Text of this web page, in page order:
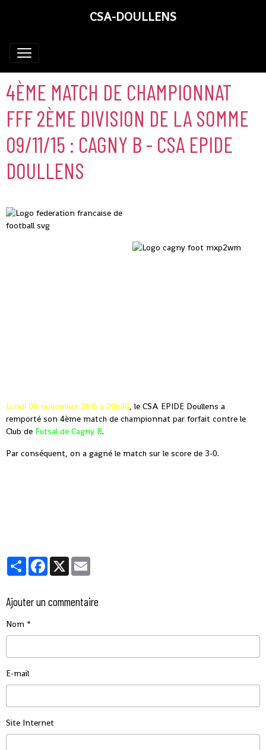
CSA-DOULLENS
4ÈME MATCH DE CHAMPIONNAT
FFF 2ÈME DIVISION DE LA SOMME
09/11/15 : CAGNY B - CSA EPIDE
DOULLENS
Lundi 09 novembre 2015 à 20h30, le CSA EPIDE Doullens a
remporté son 4ème match de championnat par forfait contre le
Club de Futsal de Cagny B.
Par conséquent, on a gagné le match sur le score de 3-0.
PartagerFacebook
X
Ajouter un commentaire
Nom
E-mail
Site Internet